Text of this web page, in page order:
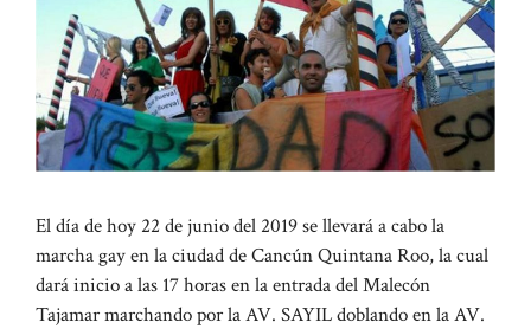
El día de hoy 22 de junio del 2019 se llevará a cabo la
marcha gay en la ciudad de Cancún Quintana Roo, la cual
dará inicio a las 17 horas en la entrada del Malecón
Tajamar marchando por la AV. SAYIL doblando en la AV.